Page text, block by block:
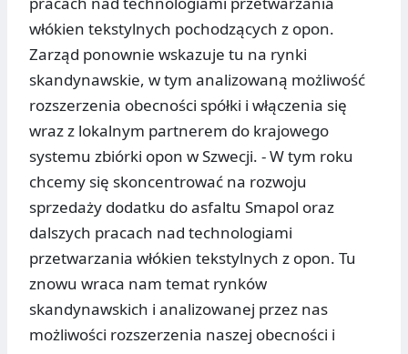
włókien tekstylnych pochodzących z opon.
Zarząd ponownie wskazuje tu na rynki
skandynawskie, w tym analizowaną możliwość
rozszerzenia obecności spółki i włączenia się
wraz z lokalnym partnerem do krajowego
systemu zbiórki opon w Szwecji. - W tym roku
chcemy się skoncentrować na rozwoju
sprzedaży dodatku do asfaltu Smapol oraz
dalszych pracach nad technologiami
przetwarzania włókien tekstylnych z opon. Tu
znowu wraca nam temat rynków
skandynawskich i analizowanej przez nas
możliwości rozszerzenia naszej obecności i